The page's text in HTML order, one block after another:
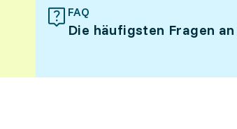
FAQ
Die häufigsten Fragen